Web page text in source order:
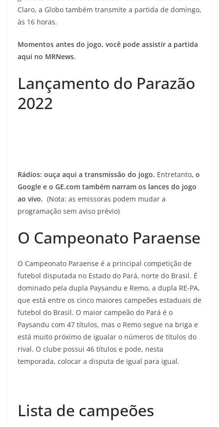
Claro, a Globo também transmite a partida de domingo,
às 16 horas.
Momentos antes do jogo, você pode assistir a partida
aqui no MRNews.
Lançamento do Parazão
2022
Rádios: ouça aqui a transmissão do jogo. Entretanto, o
Google e o GE.com também narram os lances do jogo
ao vivo. (Nota: as emissoras podem mudar a
programação sem aviso prévio)
O Campeonato Paraense
O Campeonato Paraense é a principal competição de
futebol disputada no Estado do Pará, norte do Brasil. É
dominado pela dupla Paysandu e Remo, a dupla RE-PA,
que está entre os cinco maiores campeões estaduais de
futebol do Brasil. O maior campeão do Pará é o
Paysandu com 47 títulos, mas o Remo segue na briga e
está muito próximo de igualar o números de títulos do
rival. O clube possui 46 títulos e pode, nesta
temporada, colocar a disputa de igual para igual.
Lista de campeões